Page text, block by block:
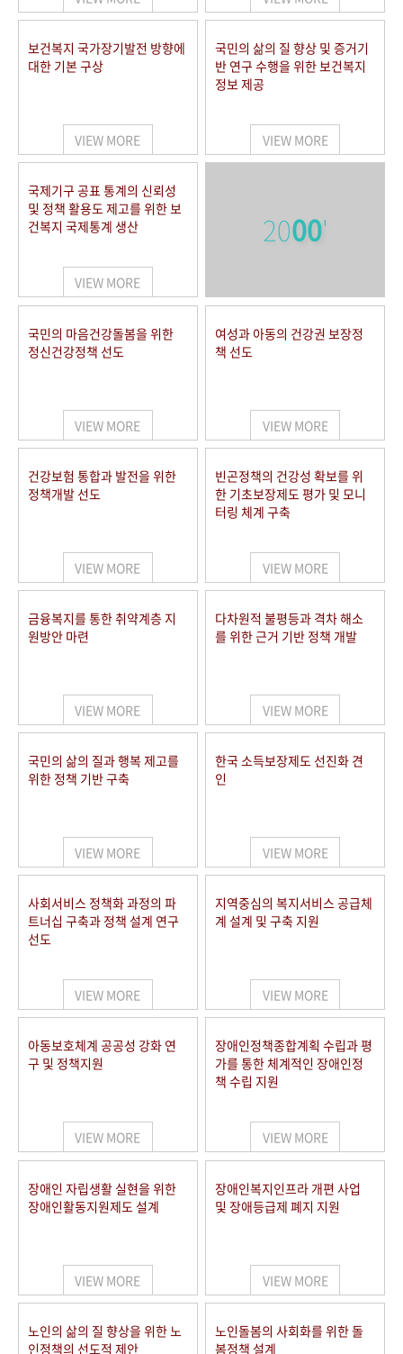
보건복지 국가장기발전 방향에
대한 기본 구상
VIEW MORE
국민의 삶의 질 향상 및 증거기
반 연구 수행을 위한 보건복지
정보 제공
VIEW MORE
국제기구 공표 통계의 신뢰성
및 정책 활용도 제고를 위한 보
건복지 국제통계 생산
VIEW MORE
2000'
국민의 마음건강돌봄을 위한
정신건강정책 선도
VIEW MORE
여성과 아동의 건강권 보장정
책 선도
VIEW MORE
건강보험 통합과 발전을 위한
정책개발 선도
VIEW MORE
빈곤정책의 건강성 확보를 위
한 기초보장제도 평가 및 모니
터링 체계 구축
VIEW MORE
금융복지를 통한 취약계층 지
원방안 마련
VIEW MORE
다차원적 불평등과 격차 해소
를 위한 근거 기반 정책 개발
VIEW MORE
국민의 삶의 질과 행복 제고를
위한 정책 기반 구축
VIEW MORE
한국 소득보장제도 선진화 견
인
VIEW MORE
사회서비스 정책화 과정의 파
트너십 구축과 정책 설계 연구
선도
VIEW MORE
지역중심의 복지서비스 공급체
계 설계 및 구축 지원
VIEW MORE
아동보호체계 공공성 강화 연
구 및 정책지원
VIEW MORE
장애인정책종합계획 수립과 평
가를 통한 체계적인 장애인정
책 수립 지원
VIEW MORE
장애인 자립생활 실현을 위한
장애인활동지원제도 설계
VIEW MORE
장애인복지인프라 개편 사업
및 장애등급제 폐지 지원
VIEW MORE
노인의 삶의 질 향상을 위한 노
인정책의 선도적 제안
노인돌봄의 사회화를 위한 돌
봄정책 설계